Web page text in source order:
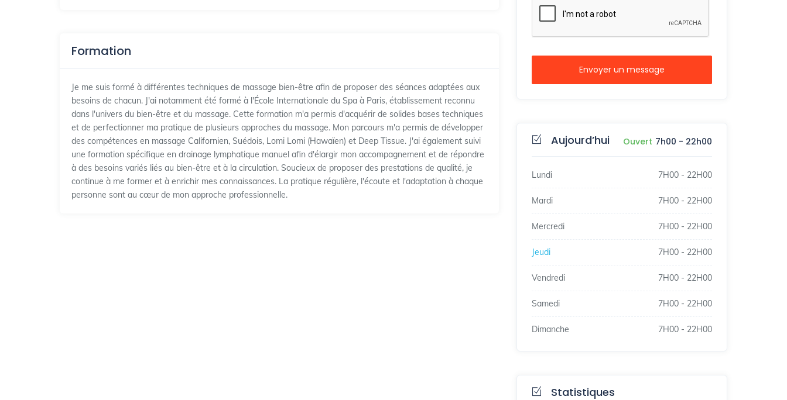
Formation
Je me suis formé à différentes techniques de massage bien-être afin de proposer des séances adaptées aux
besoins de chacun. J'ai notamment été formé à l'École Internationale du Spa à Paris, établissement reconnu
dans l'univers du bien-être et du massage. Cette formation m'a permis d'acquérir de solides bases techniques
et de perfectionner ma pratique de plusieurs approches du massage. Mon parcours m'a permis de développer
des compétences en massage Californien, Suédois, Lomi Lomi (Hawaïen) et Deep Tissue. J'ai également suivi
une formation spécifique en drainage lymphatique manuel afin d'élargir mon accompagnement et de répondre
à des besoins variés liés au bien-être et à la circulation. Soucieux de proposer des prestations de qualité, je
continue à me former et à enrichir mes connaissances. La pratique régulière, l'écoute et l'adaptation à chaque
personne sont au cœur de mon approche professionnelle.
Envoyer un message
Aujourd’hui Ouvert 7h00 - 22h00
Lundi 7H00- 22H00
Mardi 7H00- 22H00
Mercredi 7H00- 22H00
Jeudi 7H00- 22H00
Vendredi 7H00- 22H00
Samedi 7H00- 22H00
Dimanche 7H00- 22H00
Statistiques